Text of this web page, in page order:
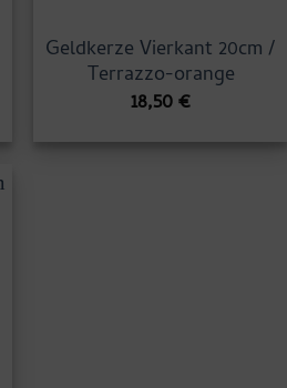
Geldkerze Vierkant 20cm /
Terrazzo-orange
18,50€